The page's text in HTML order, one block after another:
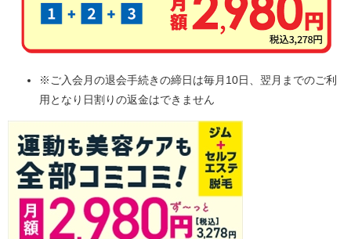
※ご入会月の退会手続きの締日は毎月10日、翌月までのご利
用となり日割りの返金はできません